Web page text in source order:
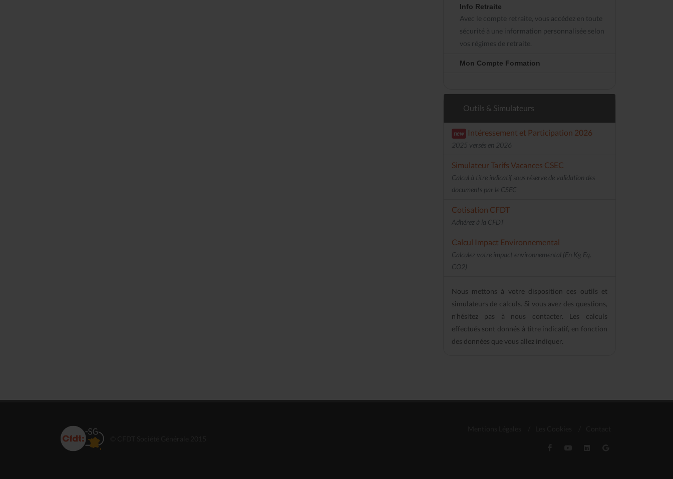
Info Retraite
Avec le compte retraite, vous accédez en toute
sécurité à une information personnalisée selon
vos régimes de retraite.
Mon Compte Formation
Outils & Simulateurs
new Intéressement et Participation 2026
2025 versés en 2026
Simulateur Tarifs Vacances CSEC
Calcul à titre indicatif sous réserve de validation des
documents par le CSEC
Cotisation CFDT
Adhérez à la CFDT
Calcul Impact Environnemental
Calculez votre impact environnemental (En Kg Eq.
CO2)
Nous mettons à votre disposition ces outils et
simulateurs de calculs. Si vous avez des questions,
n'hésitez pas à nous contacter. Les calculs
effectués sont donnés à titre indicatif, en fonction
des données que vous allez indiquer.